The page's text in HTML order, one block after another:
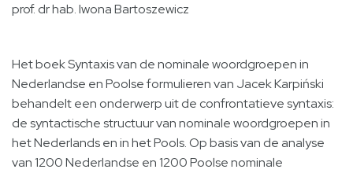
prof. dr hab. Iwona Bartoszewicz
Het boek Syntaxis van de nominale woordgroepen in
Nederlandse en Poolse formulieren van Jacek Karpiński
behandelt een onderwerp uit de confrontatieve syntaxis:
de syntactische structuur van nominale woordgroepen in
het Nederlands en in het Pools. Op basis van de analyse
van 1200 Nederlandse en 1200 Poolse nominale